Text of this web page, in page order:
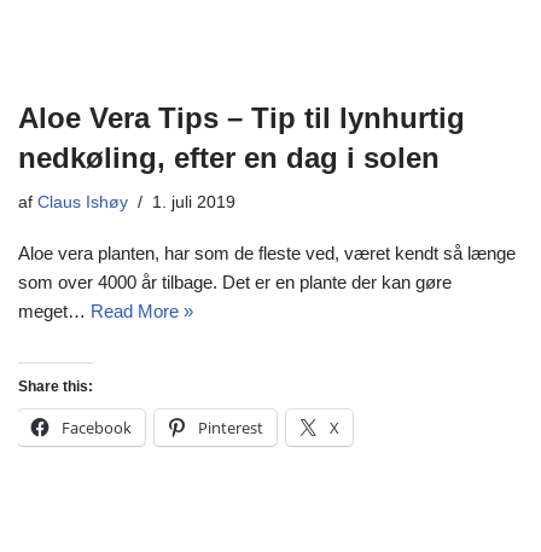
Aloe Vera Tips – Tip til lynhurtig
nedkøling, efter en dag i solen
af Claus Ishøy 1. juli 2019
Aloe vera planten, har som de fleste ved, været kendt så længe
som over 4000 år tilbage. Det er en plante der kan gøre
meget… Read More »
Share this:
Facebook Pinterest X